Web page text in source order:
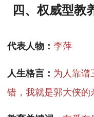
四、权威型教
代表人物：李萍
人生格言： 为人靠谱
错，我就是郭大侠的